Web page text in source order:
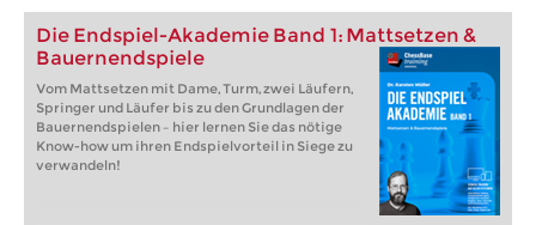
Die Endspiel-Akademie Band 1: Mattsetzen &
Bauernendspiele
Vom Mattsetzen mit Dame, Turm, zwei Läufern,
Springer und Läufer bis zu den Grundlagen der
Bauernendspielen – hier lernen Sie das nötige
Know-how um ihren Endspielvorteil in Siege zu
verwandeln!